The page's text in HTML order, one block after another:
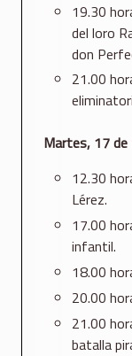
19.30
del loro
don
21.00
Martes, 17
12.30
Lérez.
17.00
infantil.
18.00
20.00
21.00
batalla